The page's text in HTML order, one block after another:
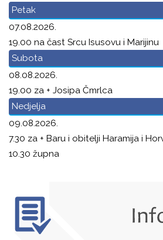
Petak
07.08.2026.
19.00 na čast Srcu Isusovu i Marijinu
Subota
08.08.2026.
19.00 za + Josipa Čmrlca
Nedjelja
09.08.2026.
7.30 za + Baru i obitelji Haramija i
10.30 župna